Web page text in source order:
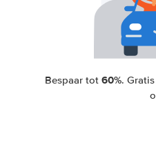
Bespaar tot60%.